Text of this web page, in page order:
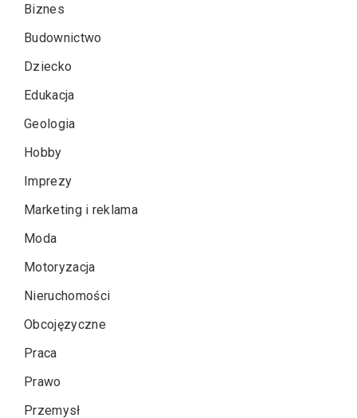
Biznes
Budownictwo
Dziecko
Edukacja
Geologia
Hobby
Imprezy
Marketing i reklama
Moda
Motoryzacja
Nieruchomości
Obcojęzyczne
Praca
Prawo
Przemysł